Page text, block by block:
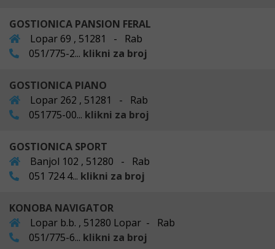
GOSTIONICA PANSION FERAL
Lopar 69 , 51281 - Rab
051/775-2... klikni za broj
GOSTIONICA PIANO
Lopar 262 , 51281 - Rab
051775-00... klikni za broj
GOSTIONICA SPORT
Banjol 102 , 51280 - Rab
051 724 4... klikni za broj
KONOBA NAVIGATOR
Lopar b.b. , 51280 Lopar - Rab
051/775-6... klikni za broj